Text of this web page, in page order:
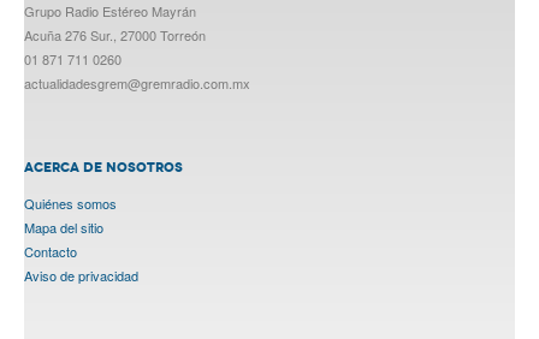
Grupo Radio Estéreo Mayrán
Acuña 276 Sur., 27000 Torreón
01 871 711 0260
actualidadesgrem@gremradio.com.mx
ACERCA DE NOSOTROS
Quiénes somos
Mapa del sitio
Contacto
Aviso de privacidad